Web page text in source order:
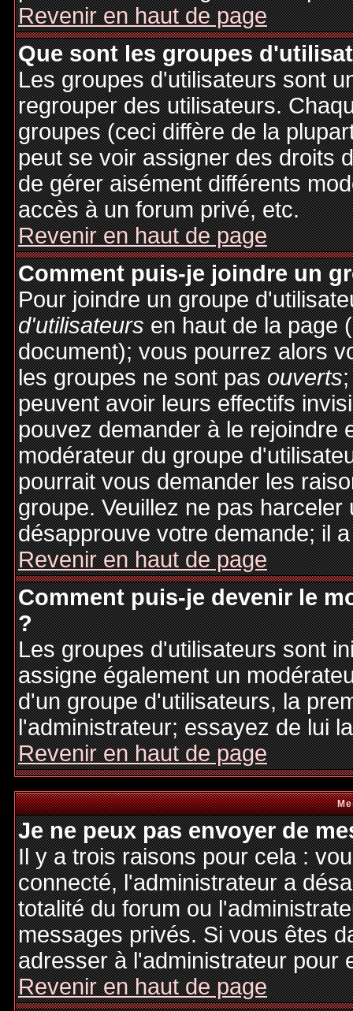
Revenir en haut de page
Que sont les groupes
Les groupes d'utilisateurs sont
regrouper des utilisateurs.
groupes (ceci diffère de la
peut se voir assigner des droits
de gérer aisément différents
accès à un forum privé, etc.
Revenir en haut de page
Comment puis-je joindre un
Pour joindre un groupe
d'utilisateursen haut de la page
document); vous pourrez alors
les groupes ne sont pasouverts
peuvent avoir leurs effectifs
pouvez demander à le rejoindre
modérateur du groupe
pourrait vous demander les
groupe. Veuillez ne pas
désapprouve votre demande; il
Revenir en haut de page
Comment puis-je devenir le
?
Les groupes d'utilisateurs sont
assigne également un
d'un groupe d'utilisateurs, la
l'administrateur; essayez de lui
Revenir en haut de page
Je ne peux pas envoyer de
Il y a trois raisons pour cela :
connecté, l'administrateur a
totalité du forum ou
messages privés. Si vous êtes
adresser à l'administrateur pour
Revenir en haut de page